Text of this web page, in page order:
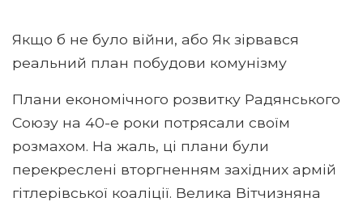
Якщо б не було війни, або Як зірвався
реальний план побудови комунізму
Плани економічного розвитку Радянського
Союзу на 40-е роки потрясали своїм
розмахом. На жаль, ці плани були
перекреслені вторгненням західних армій
гітлерівської коаліції. Велика Вітчизняна